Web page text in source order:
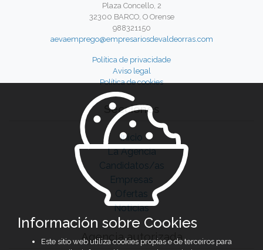
Plaza Concello, 2
32300 BARCO, O Orense
988321150
aevaemprego@empresariosdevaldeorras.com
Política de privacidade
Aviso legal
Política de cookies
Secciones
Inicio
La Agencia
Candidatos/as
Empresas
Ofertas
Noticias
Agencia autorizada
Información sobre Cookies
Este sitio web utiliza cookies propias e de terceiros para